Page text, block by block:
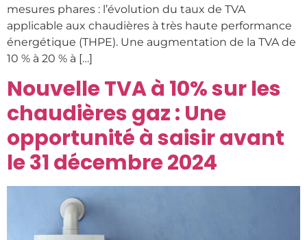
mesures phares : l’évolution du taux de TVA
applicable aux chaudières à très haute performance
énergétique (THPE). Une augmentation de la TVA de
10 % à 20 % à […]
Nouvelle TVA à 10% sur les
chaudières gaz : Une
opportunité à saisir avant
le 31 décembre 2024